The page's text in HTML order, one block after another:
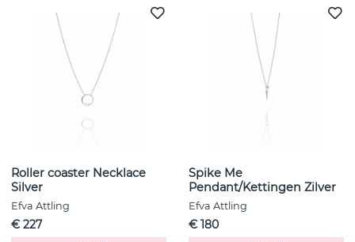
Roller coaster Necklace
Silver
Efva Attling
€ 227
Spike Me
Pendant/Kettingen Zilver
Efva Attling
€ 180